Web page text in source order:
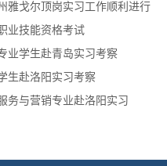
雅戈尔顶岗实习工作顺利进行
业技能资格考试
业学生赴青岛实习考察
生赴洛阳实习考察
务与营销专业赴洛阳实习